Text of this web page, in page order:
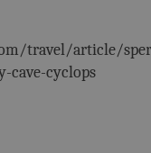
travel/article/
cave-cyclops